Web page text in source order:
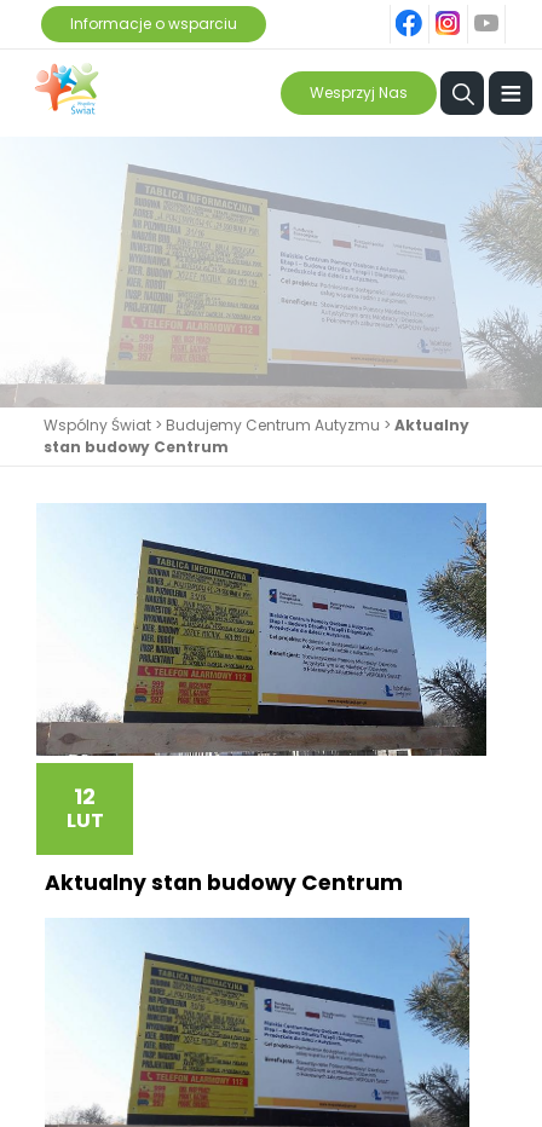
Informacje o wsparciu
ins
Wesprzyj Nas ≡
Wspólny Świat > Budujemy Centrum Autyzmu > Aktualny
stan budowy Centrum
12
LUT
Aktualny stan budowy Centrum